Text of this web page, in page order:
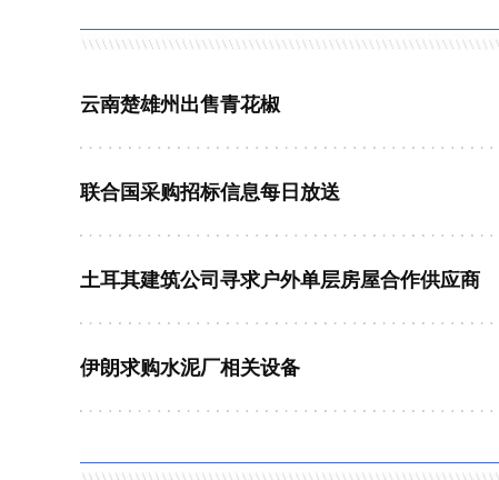
云南楚雄州出售青花椒
联合国采购招标信息每日放送
土耳其建筑公司寻求户外单层房屋合作供应商
伊朗求购水泥厂相关设备